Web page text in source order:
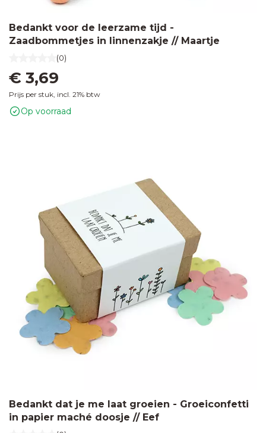
Bedankt voor de leerzame tijd -
Zaadbommetjes in linnenzakje // Maartje
(0)
€ 3,69
Prijs per stuk, incl. 21% btw
Op voorraad
Bedankt dat je me laat groeien - Groeiconfetti
in papier maché doosje // Eef